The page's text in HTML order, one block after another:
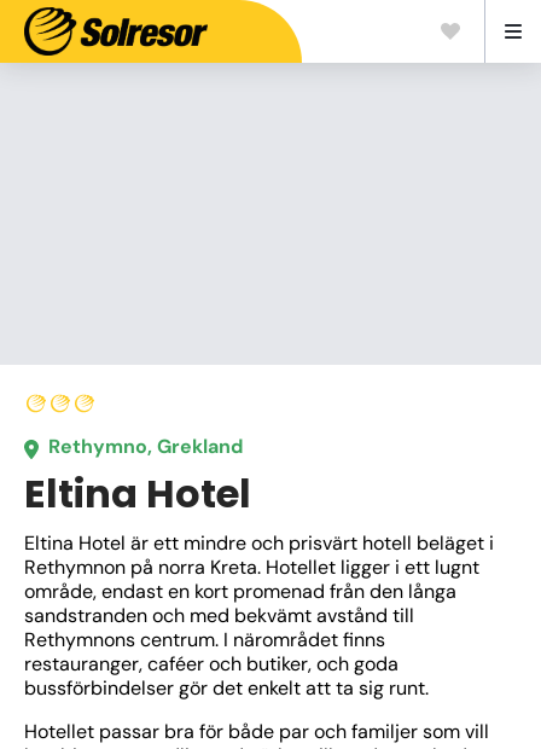
Rethymno, Grekland
Eltina Hotel
Eltina Hotel är ett mindre och prisvärt hotell beläget i
Rethymnon på norra Kreta. Hotellet ligger i ett lugnt
område, endast en kort promenad från den långa
sandstranden och med bekvämt avstånd till
Rethymnons centrum. I närområdet finns
restauranger, caféer och butiker, och goda
bussförbindelser gör det enkelt att ta sig runt.
Hotellet passar bra för både par och familjer som vill